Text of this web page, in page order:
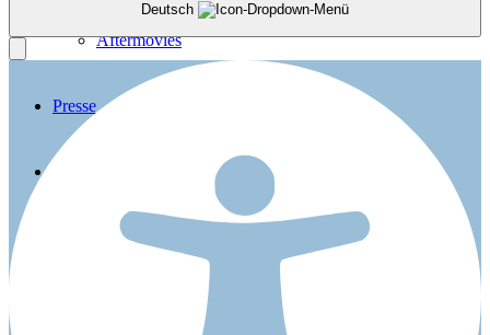
Aftermovies
Presse
Deutsch